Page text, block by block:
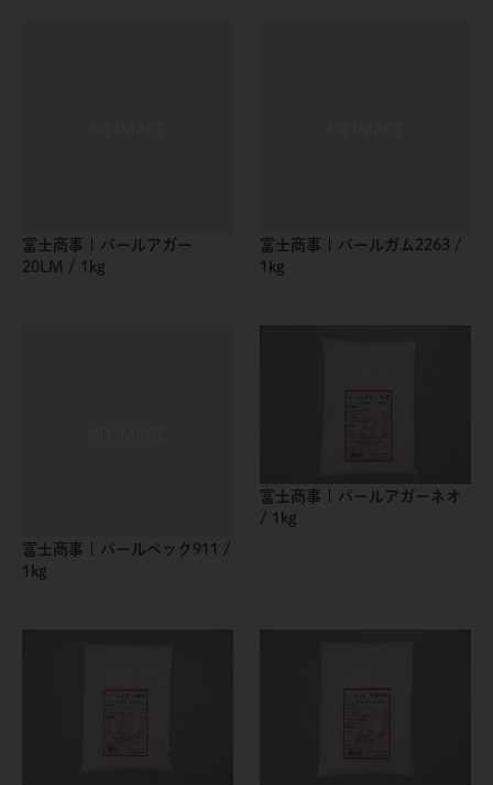
富士商事 | パールアガー
20LM / 1kg
富士商事 | パールガム2263 /
1kg
富士商事 | パールペック911 /
1kg
富士商事 | パールアガーネオ
/ 1kg